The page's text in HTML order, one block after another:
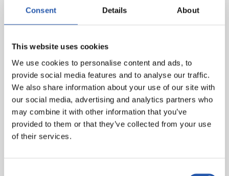
Consent Details About
This website uses cookies
We use cookies to personalise content and ads, to
provide social media features and to analyse our traffic.
We also share information about your use of our site with
our social media, advertising and analytics partners who
may combine it with other information that you’ve
provided to them or that they’ve collected from your use
of their services.